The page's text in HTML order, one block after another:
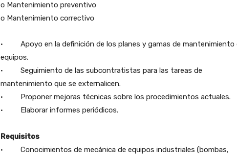
o Mantenimiento preventivo
o Mantenimiento correctivo
• Apoyo en la definición de los planes y gamas de mantenimiento
equipos.
• Seguimiento de las subcontratistas para las tareas de
mantenimiento que se externalicen.
• Proponer mejoras técnicas sobre los procedimientos actuales.
• Elaborar informes periódicos.
Requisitos
• Conocimientos de mecánica de equipos industriales (bombas,